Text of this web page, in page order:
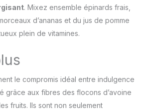
. Mixez ensemble épinards frais,
d’ananas et du jus de pomme
plein de vitamines.
le compromis idéal entre indulgence
grâce aux fibres des flocons d’avoine
fruits. Ils sont non seulement